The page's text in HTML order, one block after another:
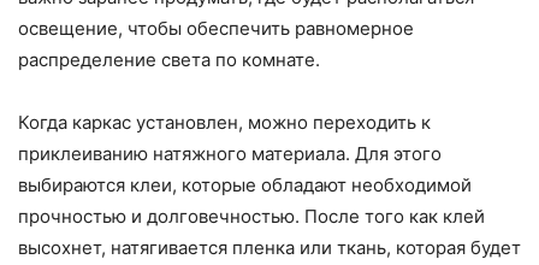
освещение, чтобы обеспечить равномерное
распределение света по комнате.
Когда каркас установлен, можно переходить к
приклеиванию натяжного материала. Для этого
выбираются клеи, которые обладают необходимой
прочностью и долговечностью. После того как клей
высохнет, натягивается пленка или ткань, которая будет